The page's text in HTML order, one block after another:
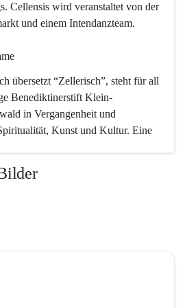
Cellensis wird veranstaltet von der
und einem Intendanzteam.
übersetzt “Zellerisch”, steht für all
Benediktinerstift Klein-
in Vergangenheit und
Kunst und Kultur. Eine
Lob Gottes.
Festival Cellensis wird seit dem